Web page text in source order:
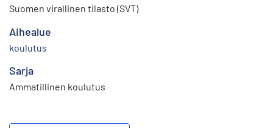
Suomen virallinen tilasto (SVT)
Aihealue
koulutus
Sarja
Ammatillinen koulutus